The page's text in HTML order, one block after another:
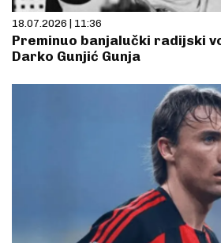
18.07.2026 | 11:36
Preminuo banjalučki radijski
Darko Gunjić Gunja